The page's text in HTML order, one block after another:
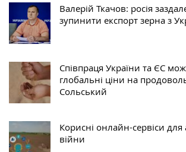
Валерій Ткачов: росія
зупинити експорт зерна з
Співпраця України та ЄС
глобальні ціни на
Сольський
Корисні онлайн-сервіси для
війни